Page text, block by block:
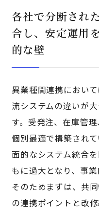
各社で分断され
合し、安定運用
的な壁
異業種間連携におい
流システムの違いが
す。受発注、在庫管
個別最適で構築され
面的なシステム統合
もに過大となり、事
そのためまずは、共
の連携ポイントと改